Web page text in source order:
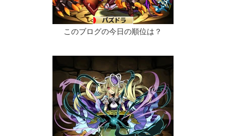
このブログの今日の順位は？